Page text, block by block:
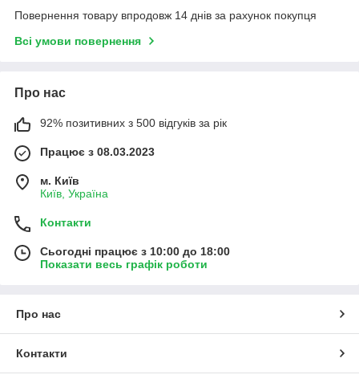
Повернення товару впродовж 14 днів за рахунок покупця
Всі умови повернення
Про нас
92% позитивних з 500 відгуків за рік
Працює з 08.03.2023
м. Київ
Київ, Україна
Контакти
Сьогодні працює з 10:00 до 18:00
Показати весь графік роботи
Про нас
Контакти